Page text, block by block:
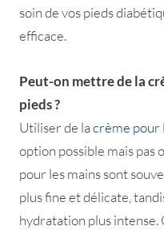
soin de vos pieds
efficace.
Peut-on mettre de la
pieds ?
Utiliser de lacrème pour
option possible mais pas
pour les mains sont
plus fine et délicate,
hydratation plus intense.